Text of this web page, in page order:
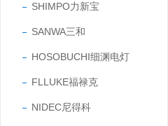
SHIMPO力新宝
SANWA三和
HOSOBUCHI细渊电灯
FLLUKE福禄克
NIDEC尼得科